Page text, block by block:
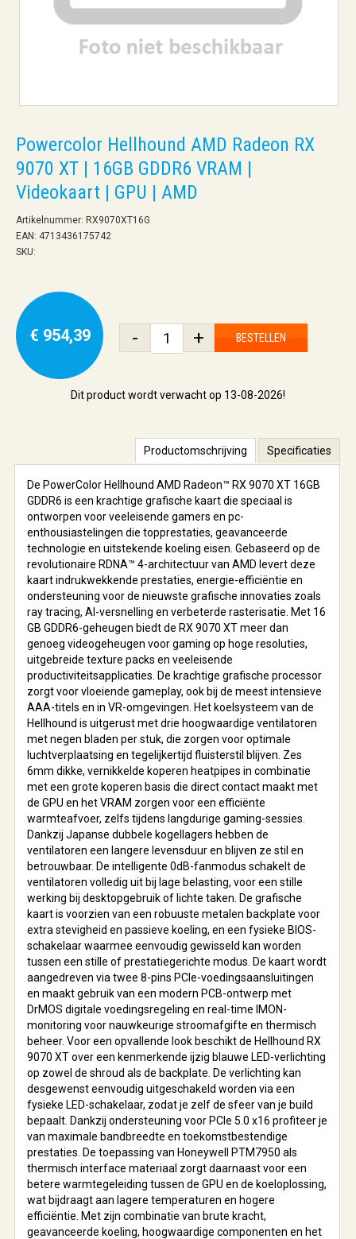
Powercolor Hellhound AMD Radeon RX
9070 XT | 16GB GDDR6 VRAM |
Videokaart | GPU | AMD
Artikelnummer: RX9070XT16G
EAN: 4713436175742
SKU:
€ 954,39 - + BESTELLEN
Dit product wordt verwacht op 13-08-2026!
Productomschrijving Specificaties
De PowerColor Hellhound AMD Radeon™ RX 9070 XT 16GB
GDDR6 is een krachtige grafische kaart die speciaal is
ontworpen voor veeleisende gamers en pc-
enthousiastelingen die topprestaties, geavanceerde
technologie en uitstekende koeling eisen. Gebaseerd op de
revolutionaire RDNA™ 4-architectuur van AMD levert deze
kaart indrukwekkende prestaties, energie-efficiëntie en
ondersteuning voor de nieuwste grafische innovaties zoals
ray tracing, AI-versnelling en verbeterde rasterisatie. Met 16
GB GDDR6-geheugen biedt de RX 9070 XT meer dan
genoeg videogeheugen voor gaming op hoge resoluties,
uitgebreide texture packs en veeleisende
productiviteitsapplicaties. De krachtige grafische processor
zorgt voor vloeiende gameplay, ook bij de meest intensieve
AAA-titels en in VR-omgevingen. Het koelsysteem van de
Hellhound is uitgerust met drie hoogwaardige ventilatoren
met negen bladen per stuk, die zorgen voor optimale
luchtverplaatsing en tegelijkertijd fluisterstil blijven. Zes
6mm dikke, vernikkelde koperen heatpipes in combinatie
met een grote koperen basis die direct contact maakt met
de GPU en het VRAM zorgen voor een efficiënte
warmteafvoer, zelfs tijdens langdurige gaming-sessies.
Dankzij Japanse dubbele kogellagers hebben de
ventilatoren een langere levensduur en blijven ze stil en
betrouwbaar. De intelligente 0dB-fanmodus schakelt de
ventilatoren volledig uit bij lage belasting, voor een stille
werking bij desktopgebruik of lichte taken. De grafische
kaart is voorzien van een robuuste metalen backplate voor
extra stevigheid en passieve koeling, en een fysieke BIOS-
schakelaar waarmee eenvoudig gewisseld kan worden
tussen een stille of prestatiegerichte modus. De kaart wordt
aangedreven via twee 8-pins PCIe-voedingsaansluitingen
en maakt gebruik van een modern PCB-ontwerp met
DrMOS digitale voedingsregeling en real-time IMON-
monitoring voor nauwkeurige stroomafgifte en thermisch
beheer. Voor een opvallende look beschikt de Hellhound RX
9070 XT over een kenmerkende ijzig blauwe LED-verlichting
op zowel de shroud als de backplate. De verlichting kan
desgewenst eenvoudig uitgeschakeld worden via een
fysieke LED-schakelaar, zodat je zelf de sfeer van je build
bepaalt. Dankzij ondersteuning voor PCIe 5.0 x16 profiteer je
van maximale bandbreedte en toekomstbestendige
prestaties. De toepassing van Honeywell PTM7950 als
thermisch interface materiaal zorgt daarnaast voor een
betere warmtegeleiding tussen de GPU en de koeloplossing,
wat bijdraagt aan lagere temperaturen en hogere
efficiëntie. Met zijn combinatie van brute kracht,
geavanceerde koeling, hoogwaardige componenten en het